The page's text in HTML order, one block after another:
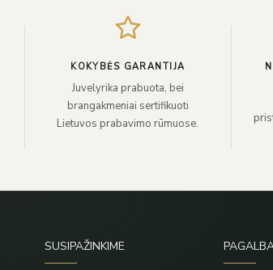
KOKYBĖS GARANTIJA
Juvelyrika prabuota, bei
brangakmeniai sertifikuoti
Lietuvos prabavimo rūmuose.
SUSIPAŽINKIME